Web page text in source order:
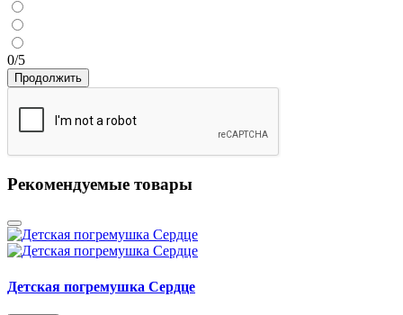
0/5
Продолжить
Рекомендуемые товары
Детская погремушка Сердце